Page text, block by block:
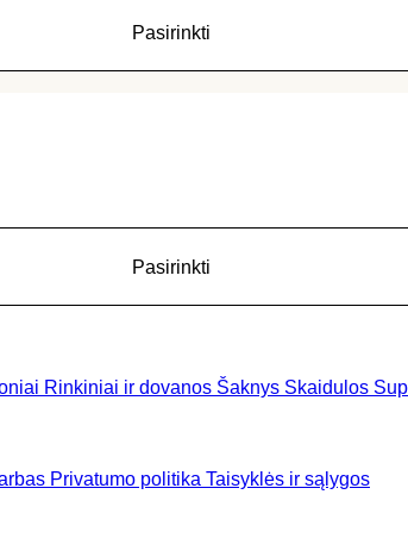
Pasirinkti
Pasirinkti
Rinkiniai ir dovanos Šaknys Skaidulos
Privatumo politika Taisyklės ir sąlygos